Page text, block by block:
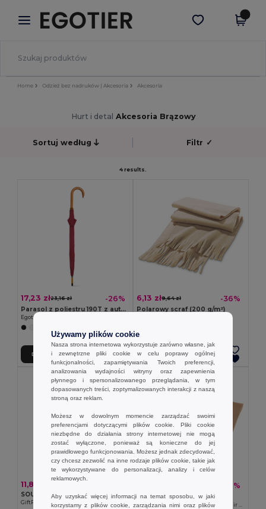
× Aplikacja Egotier
Lepsze ceny w aplikacji!
Pobierz app
Home Odzież bez nadruków | Akcesoria Akcesoria
Hurt i detal Akcesoria Brązowy
Sortuj według Filtr ✓
4 results.
17,23 zł23,16 zł -26%
Parasol z poliestru 190T z automatycznym otwieraniem
Egotier 99116
Dodaj Do Koszyka
6,13 zł9,64 zł -36%
Polarowy scraf (200 g/m²)
Dodaj Do Koszyka
11,86 zł
SOUS Fartuch z bawełny z recyklingu
GiftRetail MO2570
-21%
Goya 53562
Używamy plików cookie
Nasza strona internetowa wykorzystuje zarówno własne, jak
i zewnętrzne pliki cookie w celu poprawy ogólnej
funkcjonalności, zapamiętywania Twoich preferencji,
analizowania wydajności witryny oraz zapewnienia
płynnego i spersonalizowanego przeglądania, w tym
dopasowanych treści, zoptymalizowanych interakcji z naszą
stroną oraz reklam.
Możesz w dowolnym momencie zarządzać swoimi
preferencjami dotyczącymi plików cookie. Pliki cookie
niezbędne do działania strony internetowej nie mogą
zostać wyłączone, ponieważ są konieczne do jej
prawidłowego funkcjonowania. Możesz jednak zdecydować,
czy chcesz zezwolić na inne rodzaje plików cookie, takie jak
te wykorzystywane do personalizacji, analizy i celów
reklamowych.
Aby uzyskać więcej informacji na temat sposobu, w jaki
korzystamy z plików cookie, zarządzania nimi oraz plików